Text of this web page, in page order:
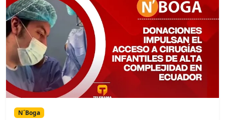
N´Boga